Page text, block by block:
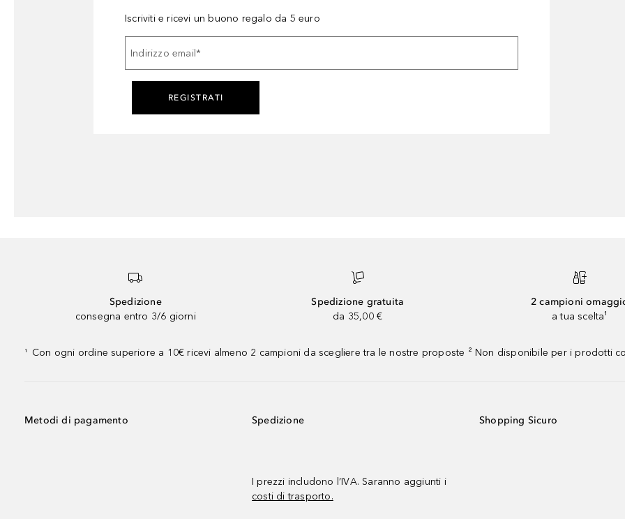
Iscriviti e ricevi un buono regalo da 5 euro
Indirizzo email *
REGISTRATI
Spedizione
consegna entro 3/6 giorni
Spedizione gratuita
da 35,00 €
2 campioni
a tua scelta¹
¹ Con ogni ordine superiore a 10€ ricevi almeno 2 campioni da scegliere tra le nostre proposte ² Non disponibile per i prodotti
Metodi di pagamento Spedizione
I prezzi includono l’IVA. Saranno aggiunti i
costi di trasporto.
Shopping Sicuro